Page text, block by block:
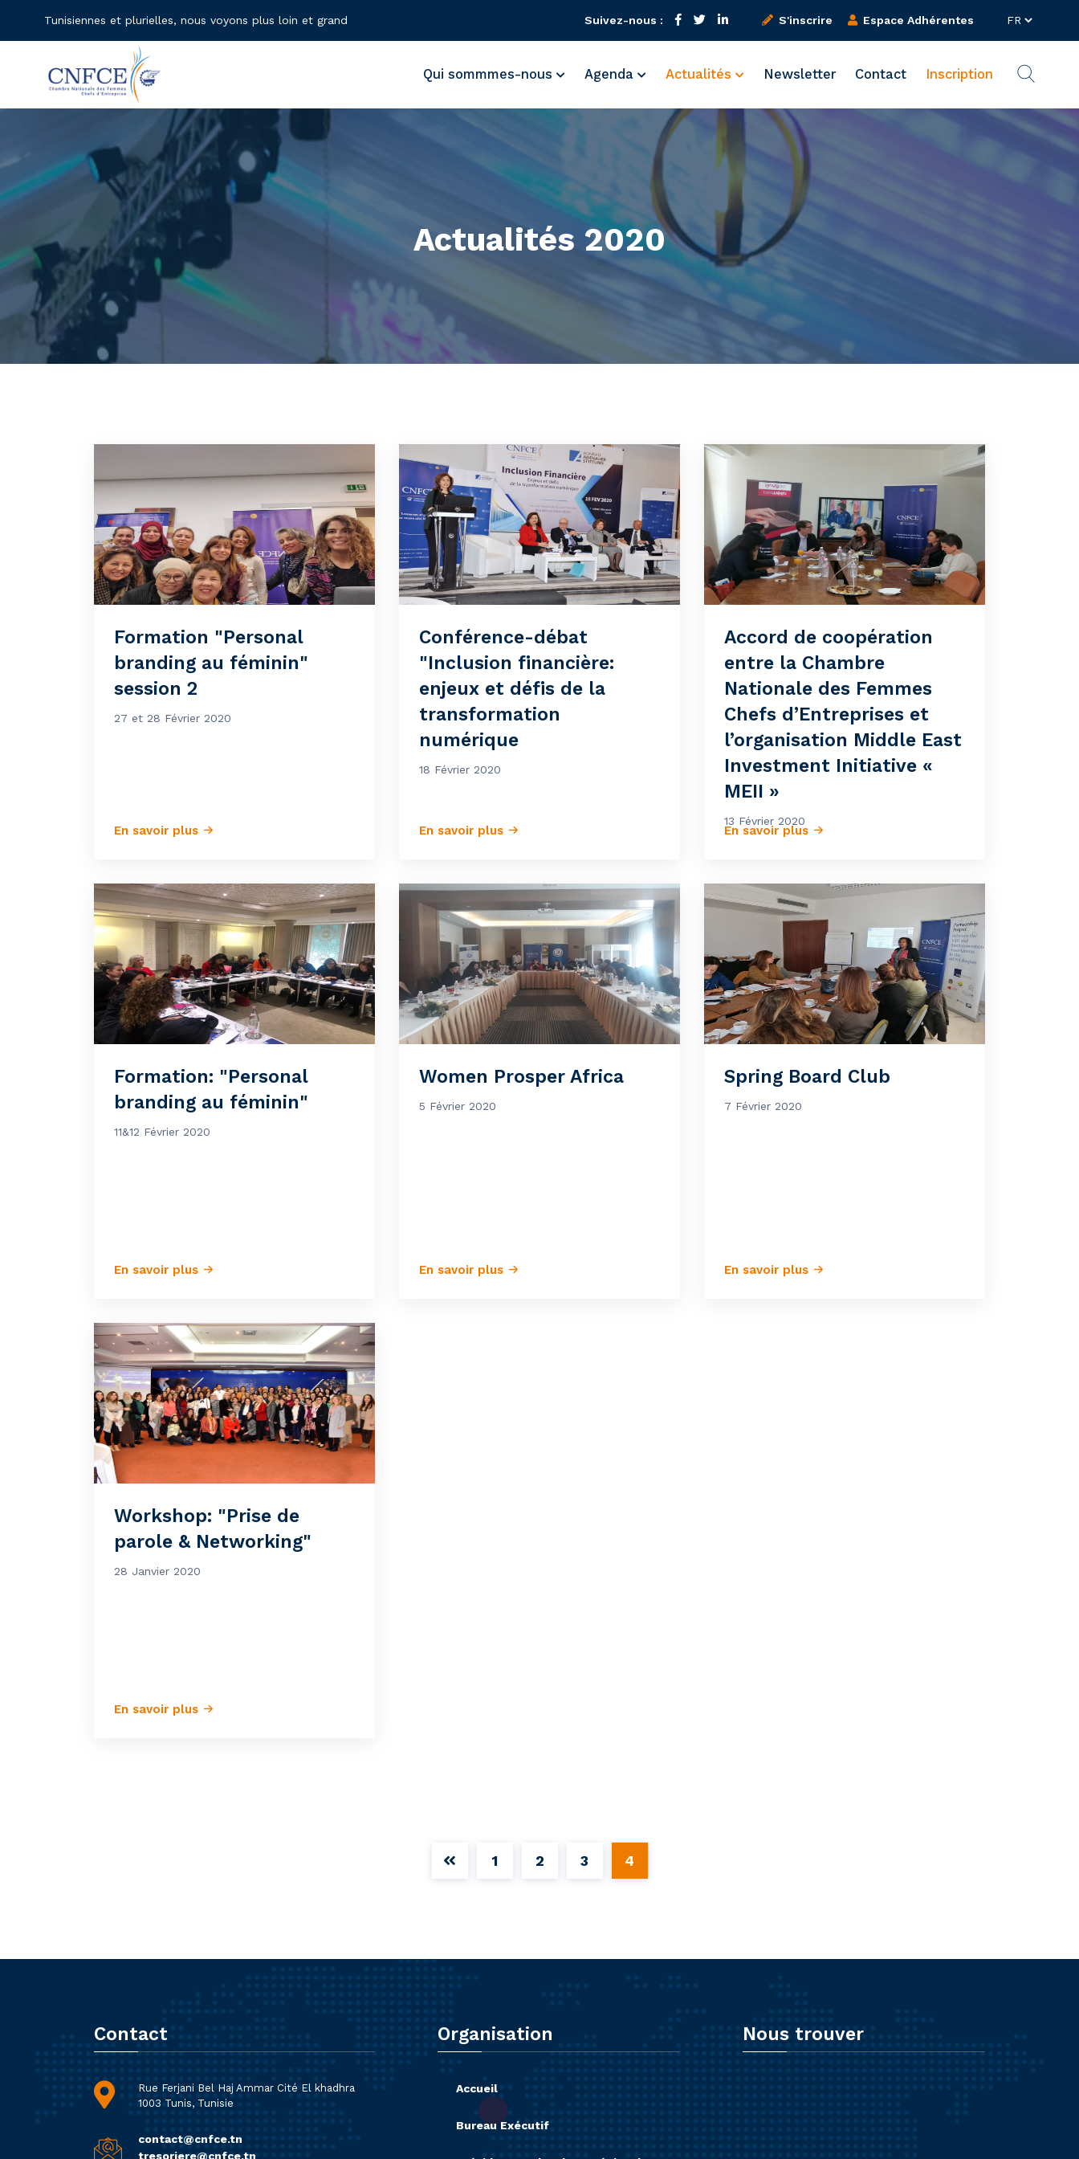
Tunisiennes et plurielles, nous voyons plus loin et grand Suivez-nous : S'inscrire Espace Adhérentes
Qui sommmes-nous Agenda Actualités Newsletter Contact Inscription
Actualités 2020
Formation "Personal
branding au féminin"
session 2
27 et 28 Février 2020
En savoir plus
Conférence-débat
"Inclusion financière:
enjeux et défis de la
transformation
numérique
18 Février 2020
En savoir plus
Accord de coopération
entre la Chambre
Nationale des Femmes
Chefs d’Entreprises et
l’organisation Middle East
Investment Initiative «
MEII »
13 Février 2020
En savoir plus
Formation: "Personal
branding au féminin"
11&12 Février 2020
En savoir plus
Women Prosper Africa
5 Février 2020
En savoir plus
Spring Board Club
7 Février 2020
En savoir plus
Workshop: "Prise de
parole & Networking"
28 Janvier 2020
En savoir plus
1 2 3 4
Contact
Rue Ferjani Bel Haj Ammar Cité El khadhra
1003 Tunis, Tunisie
contact@cnfce.tn
tresoriere@cnfce.tn
Organisation
Accueil
Bureau Exécutif
Nous trouver